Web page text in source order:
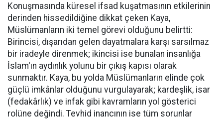
Konuşmasında küresel ifsad kuşatmasının etkilerinin
derinden hissedildiğine dikkat çeken Kaya,
Müslümanların iki temel görevi olduğunu belirtti:
Birincisi, dışarıdan gelen dayatmalara karşı sarsılmaz
bir iradeyle direnmek; ikincisi ise bunalan insanlığa
İslam'ın aydınlık yolunu bir çıkış kapısı olarak
sunmaktır. Kaya, bu yolda Müslümanların elinde çok
güçlü imkânlar olduğunu vurgulayarak; kardeşlik, isar
(fedakârlık) ve infak gibi kavramların yol gösterici
rolüne değindi. Tevhid inancının ise tüm sorunlar